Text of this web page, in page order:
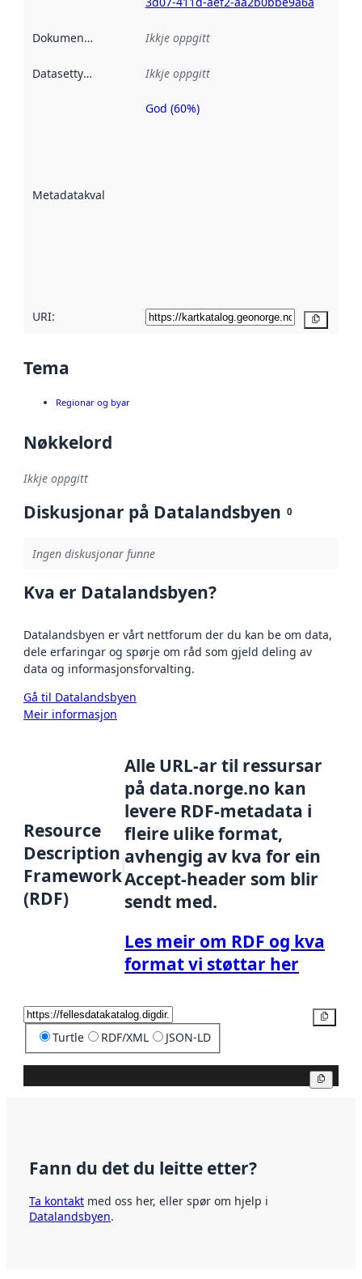
Dokumentasjon Ikkje oppgitt
Datasettype Ikkje oppgitt
Metadatakvalitet
Metadatakvalitet
God (60%)
URI:
Tema
Regionar og byar
Nøkkelord
Ikkje oppgitt
Diskusjonar på Datalandsbyen 0
Ingen diskusjonar funne
Kva er Datalandsbyen?
Datalandsbyen er vårt nettforum der du kan be om data,
dele erfaringar og spørje om råd som gjeld deling av
data og informasjonsforvalting.
Gå til Datalandsbyen
Meir informasjon
Resource
Description
Framework
(RDF)
Alle URL-ar til ressursar
på data.norge.no kan
levere RDF-metadata i
fleire ulike format,
avhengig av kva for ein
Accept-header som blir
sendt med.
Les meir om RDF og kva
format vi støttar her
Turtle RDF/XML JSON-LD
Fann du det du leitte etter?
Ta kontakt med oss her, eller spør om hjelp i
Datalandsbyen.